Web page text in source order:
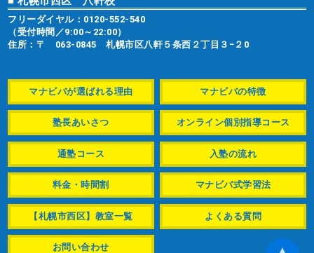
フリーダイヤル： 0120-552-540
（受付時間／9:00～22:00）
住所：〒 063-0845 札幌市区八軒５条西２丁目３−２0
マナビバが選ばれる理由 マナビバの特徴
塾長あいさつ オンライン個別指導コース
通塾コース 入塾の流れ
料金・時間割 マナビバ式学習法
【札幌市西区】教室一覧 よくある質問
お問い合わせ